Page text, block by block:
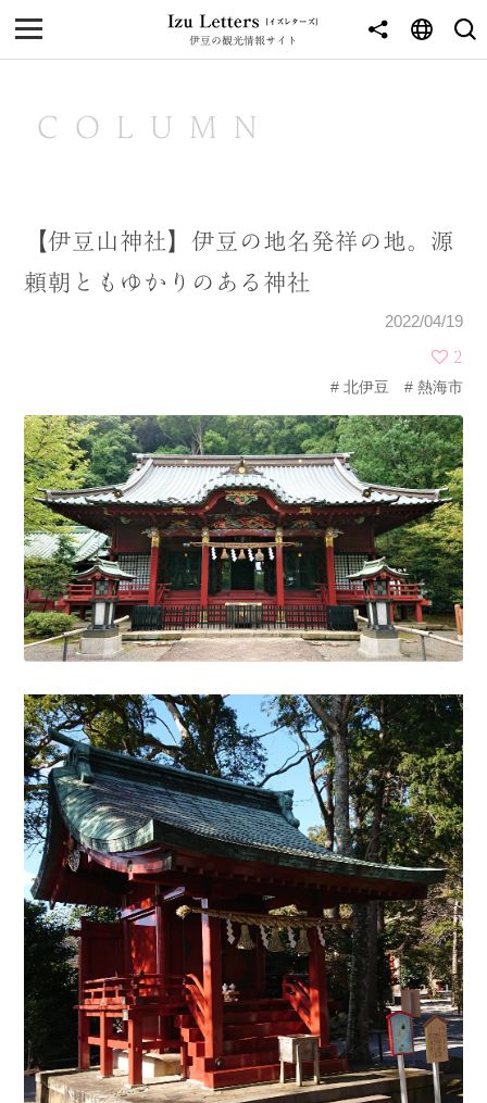
伊豆の観光情報サイト
MENU
NEWS
東伊豆
中伊豆
CATEGORY
海 岬
温泉 花
池・滝・川 山・公園・棚田
町並み 観光施設
動物と触れ合える場所 カフェ・スイーツ
神社仏閣 食
人 洞窟・島
体験 宿
ABOUT
MODEL COURSE
EVENT
COLUMN
【伊豆山神社】伊豆の地名発祥の地。源
頼朝ともゆかりのある神社
2022/04/19
2
北伊豆
熱海市